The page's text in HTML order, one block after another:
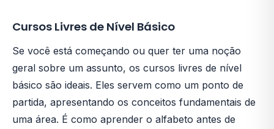
Cursos Livres de Nível Básico
Se você está começando ou quer ter uma noção
geral sobre um assunto, os cursos livres de nível
básico são ideais. Eles servem como um ponto de
partida, apresentando os conceitos fundamentais de
uma área. É como aprender o alfabeto antes de